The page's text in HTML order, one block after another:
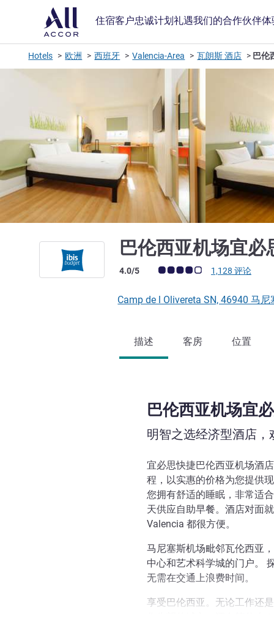
住宿客户忠诚计划礼遇我们的合作伙伴体
Hotels 欧洲 西班牙 Valencia-Area 瓦朗斯 酒店 巴伦
巴伦西亚机场宜
客户意见评级 (ALL 评级)
4.0/5 1,128 评论
Camp de l Olivereta SN, 46940 马
描述 客房 位置
巴伦西亚机场宜
明智之选经济型酒店，
宜必思快捷巴伦西亚机场酒
程，以实惠的价格为您提供
您拥有舒适的睡眠，非常适
天供应自助早餐。酒店对面
Valencia 都很方便。
马尼塞斯机场毗邻瓦伦西亚
中心和艺术科学城的门户。
无需在交通上浪费时间。
享受巴伦西亚。无论工作还